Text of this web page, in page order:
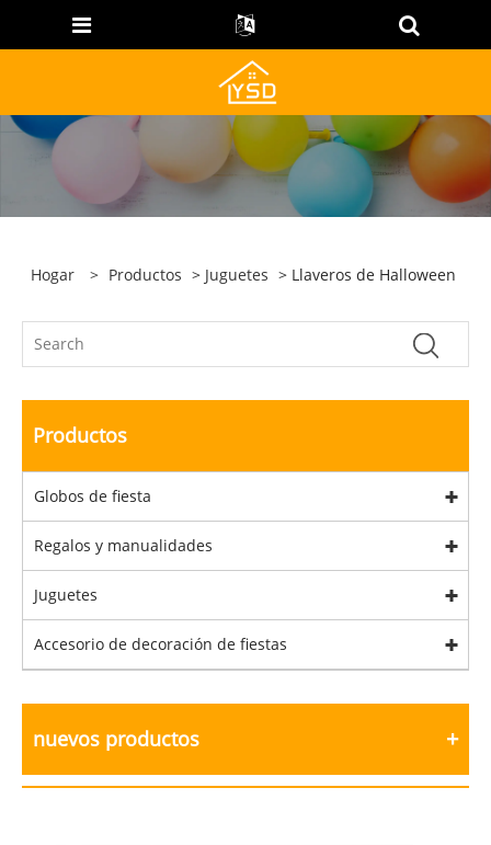
Hogar > Productos > Juguetes > Llaveros de Halloween
Productos
Globos de fiesta
Regalos y manualidades
Juguetes
Accesorio de decoración de fiestas
nuevos productos